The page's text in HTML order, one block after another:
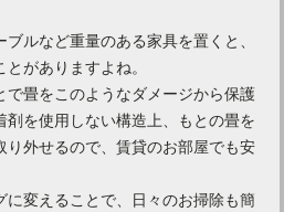
る！手洗いと洗濯機の洗い方
ルなど重量のある家具を置くと、
がありますよね。
畳をこのようなダメージから保護
を使用しない構造上、もとの畳を
外せるので、賃貸のお部屋でも安
変えることで、日々のお掃除も簡